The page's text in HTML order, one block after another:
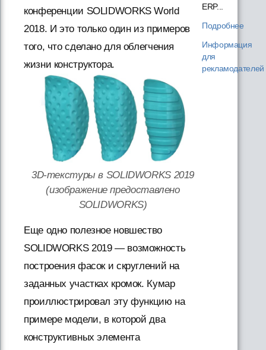
конференции SOLIDWORKS World
2018. И это только один из примеров
того, что сделано для облегчения
жизни конструктора.
3D-текстуры в SOLIDWORKS 2019
(изображение предоставлено
SOLIDWORKS)
Еще одно полезное новшество
SOLIDWORKS 2019 — возможность
построения фасок и скруглений на
заданных участках кромок. Кумар
проиллюстрировал эту функцию на
примере модели, в которой два
конструктивных элемента
ERP...
Подробнее
Информация
для
рекламодателей